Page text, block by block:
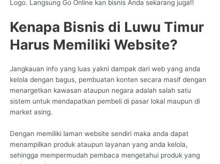
Logo. Langsung Go Online kan bisnis Anda sekarang juga!!
Kenapa Bisnis di Luwu Timur
Harus Memiliki Website?
Jangkauan info yang luas yakni dampak dari web yang anda
kelola dengan bagus, pembuatan konten secara masif dengan
menargetkan kawasan ataupun negara adalah salah satu
sistem untuk mendapatkan pembeli di pasar lokal maupun di
market asing.
Dengan memiliki laman website sendiri maka anda dapat
menampilkan produk ataupun layanan yang anda kelola,
sehingga mempermudah pembaca mengetahui produk yang